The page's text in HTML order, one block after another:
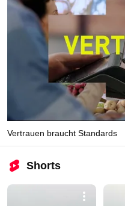
Vertrauen braucht Standards
Shorts